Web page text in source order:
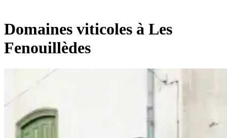
Domaines viticoles à Les
Fenouillèdes